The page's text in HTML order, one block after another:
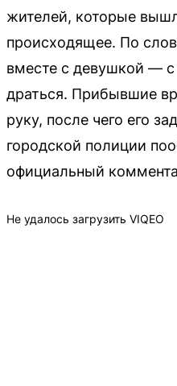
жителей, которые
происходящее. По
вместе с девушкой —
драться. Прибывшие
руку, после чего его
городской полиции
официальный
Не удалось загрузить VIQEO